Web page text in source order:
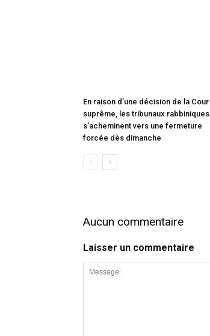
En raison d’une décision de la Cour
suprême, les tribunaux rabbiniques
s’acheminent vers une fermeture
forcée dès dimanche
Aucun commentaire
Laisser un commentaire